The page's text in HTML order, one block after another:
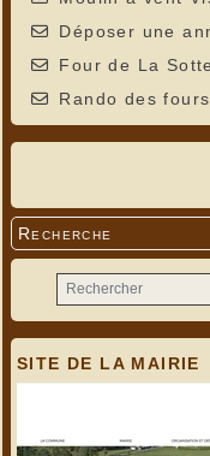
Déposer une
Four de La Sotte
Rando des
Recherche
SITE DE LA MAIRIE